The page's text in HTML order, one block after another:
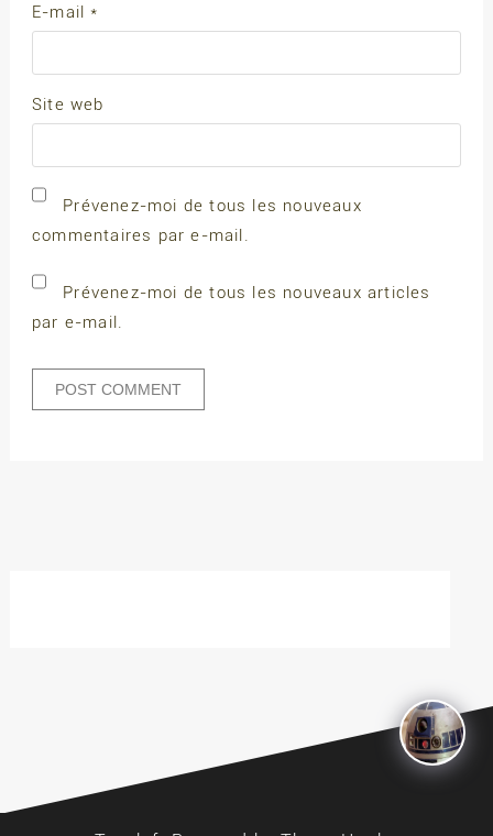
E-mail*
Site web
Prévenez-moi de tous les nouveaux
commentaires par e-mail.
Prévenez-moi de tous les nouveaux articles
par e-mail.